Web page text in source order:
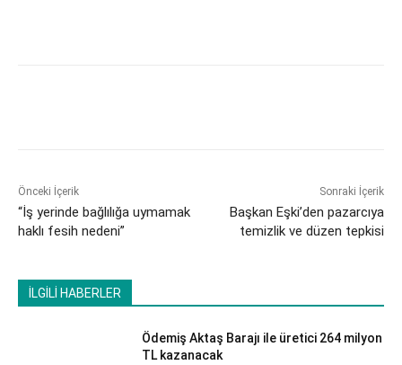
Önceki İçerik
“İş yerinde bağlılığa uymamak
haklı fesih nedeni”
Sonraki İçerik
Başkan Eşki’den pazarcıya
temizlik ve düzen tepkisi
İLGİLİ HABERLER
Ödemiş Aktaş Barajı ile üretici 264 milyon
TL kazanacak